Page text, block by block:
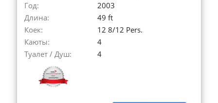
Год:
2003
Длина:
49 ft
Коек:
12 8/12 Pers.
Каюты:
4
Туалет / Душ:
4